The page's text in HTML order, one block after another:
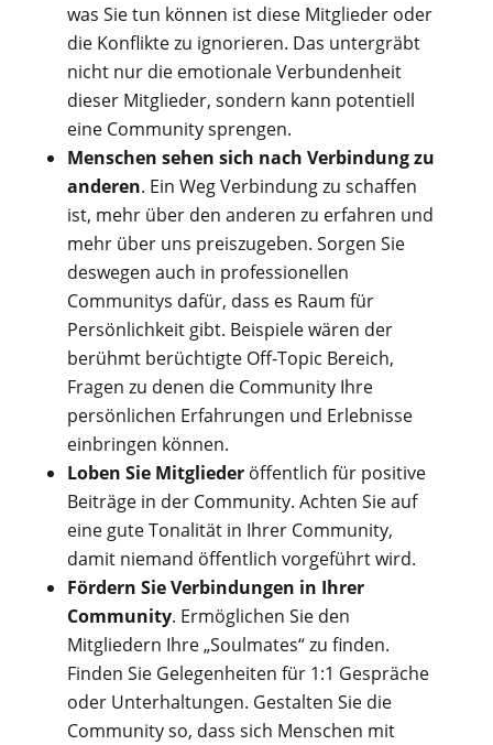
was Sie tun können ist diese Mitglieder oder
die Konflikte zu ignorieren. Das untergräbt
nicht nur die emotionale Verbundenheit
dieser Mitglieder, sondern kann potentiell
eine Community sprengen.
Menschen sehen sich nach Verbindung zu
anderen. Ein Weg Verbindung zu schaffen
ist, mehr über den anderen zu erfahren und
mehr über uns preiszugeben. Sorgen Sie
deswegen auch in professionellen
Communitys dafür, dass es Raum für
Persönlichkeit gibt. Beispiele wären der
berühmt berüchtigte Off-Topic Bereich,
Fragen zu denen die Community Ihre
persönlichen Erfahrungen und Erlebnisse
einbringen können.
Loben Sie Mitgliederöffentlich für positive
Beiträge in der Community. Achten Sie auf
eine gute Tonalität in Ihrer Community,
damit niemand öffentlich vorgeführt wird.
Fördern Sie Verbindungen in Ihrer
Community. Ermöglichen Sie den
Mitgliedern Ihre „Soulmates“ zu finden.
Finden Sie Gelegenheiten für 1:1 Gespräche
oder Unterhaltungen. Gestalten Sie die
Community so, dass sich Menschen mit